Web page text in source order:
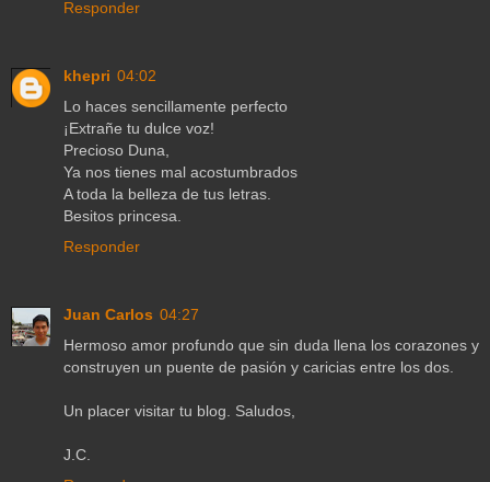
Responder
khepri 04:02
Lo haces sencillamente perfecto
¡Extrañe tu dulce voz!
Precioso Duna,
Ya nos tienes mal acostumbrados
A toda la belleza de tus letras.
Besitos princesa.
Responder
Juan Carlos 04:27
Hermoso amor profundo que sin duda llena los corazones y
construyen un puente de pasión y caricias entre los dos.
Un placer visitar tu blog. Saludos,
J.C.